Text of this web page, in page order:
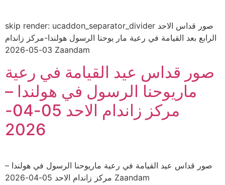
skip render: ucaddon_separator_divider صور قداس الاحد
الرابع بعد القيامة في رعية مار يوحنا الرسول هولندا-مركز زاندام
03-05-2026 Zaandam
صور قداس عيد القيامة في رعية
ماريوحنا الرسول في هولندا –
مركز زاندام الاحد 05-04-
2026
صور قداس عيد القيامة في رعية ماريوحنا الرسول في هولندا –
مركز زاندام الاحد 05-04-2026 Zaandam